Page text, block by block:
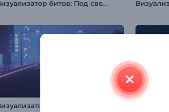
Визуализатор битов: Под светом прожектора